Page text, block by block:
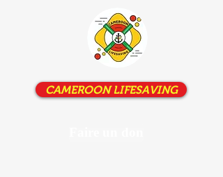
CAMEROON LIFESAVING